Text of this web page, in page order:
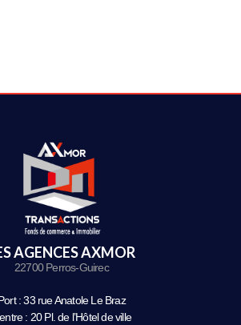
AGENCES AXMOR
22700 Perros-Guirec
: 33 rue Anatole Le Braz
: 20 Pl. de l’Hôtel de ville